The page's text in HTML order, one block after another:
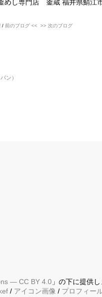
めし専門店 釜蔵 福井県鯖江
/ 前のブログ << >> 次のブログ
ン）
— CC BY 4.0 」の下に提供
/ アイコン画像 / プロフィー